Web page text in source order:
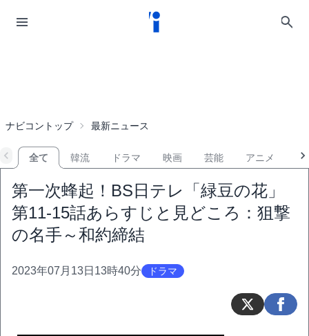
ナビコントップ 最新ニュース
全て 韓流 ドラマ 映画 芸能 アニメ
第一次蜂起！BS日テレ「緑豆の花」
第11-15話あらすじと見どころ：狙撃
の名手～和約締結
2023年07月13日13時40分 ドラマ